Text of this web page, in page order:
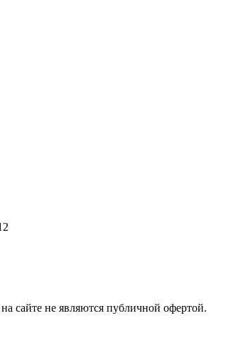
сайте не являются публичной офертой.